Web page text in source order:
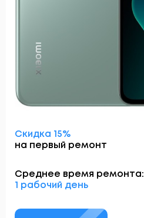
Скидка 15%
на первый ремонт
Среднее время ремонта:
1 рабочий день